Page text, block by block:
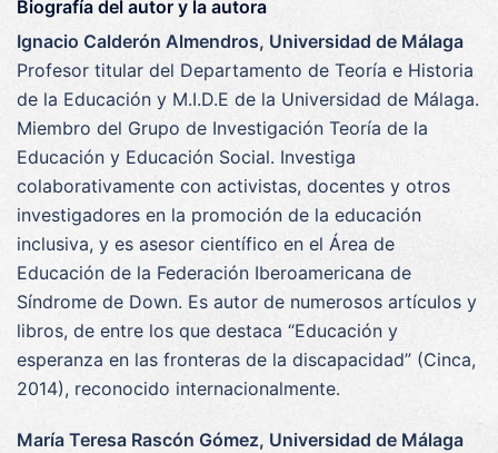
Biografía del autor y la autora
Ignacio Calderón Almendros, Universidad de Málaga
Profesor titular del Departamento de Teoría e Historia
de la Educación y M.I.D.E de la Universidad de Málaga.
Miembro del Grupo de Investigación Teoría de la
Educación y Educación Social. Investiga
colaborativamente con activistas, docentes y otros
investigadores en la promoción de la educación
inclusiva, y es asesor científico en el Área de
Educación de la Federación Iberoamericana de
Síndrome de Down. Es autor de numerosos artículos y
libros, de entre los que destaca “Educación y
esperanza en las fronteras de la discapacidad” (Cinca,
2014), reconocido internacionalmente.
María Teresa Rascón Gómez, Universidad de Málaga